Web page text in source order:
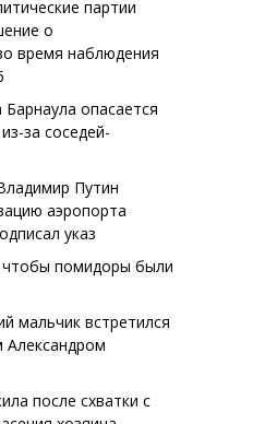
партии
о
время наблюдения
опасается
за соседей-
Путин
аэропорта
указ
чтобы помидоры были
мальчик встретился
Александром
после схватки с